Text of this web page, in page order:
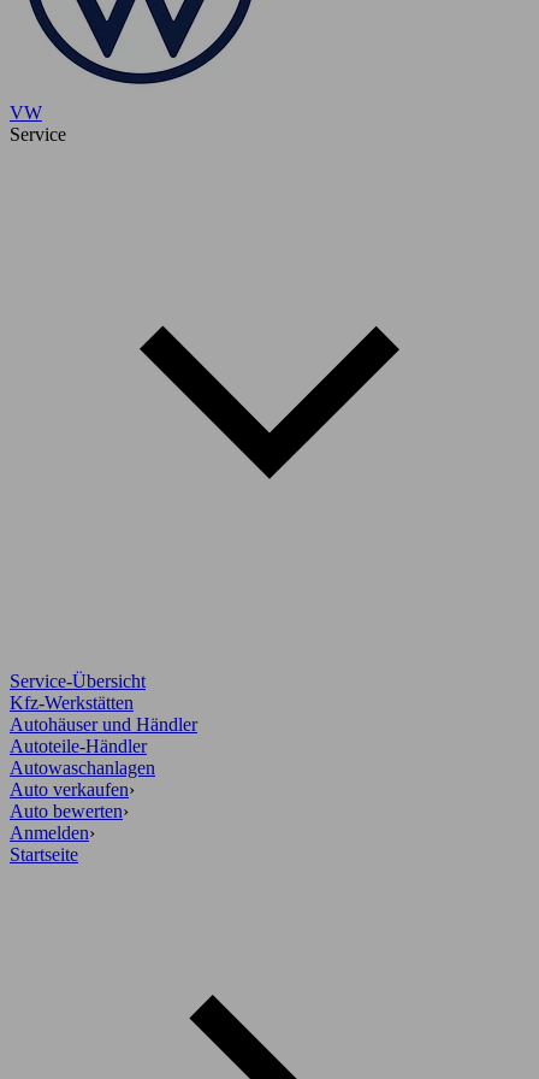
VW
Service
Service-Übersicht
Kfz-Werkstätten
Autohäuser und Händler
Autoteile-Händler
Autowaschanlagen
Auto verkaufen›
Auto bewerten›
Anmelden›
Startseite